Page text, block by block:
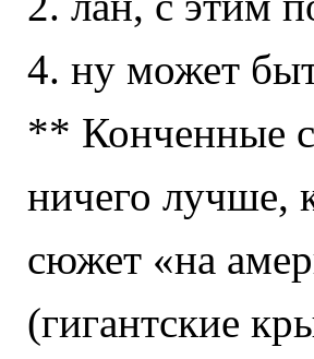
4. ну может
** Конченные
ничего лучше,
сюжет «на
(гигантские